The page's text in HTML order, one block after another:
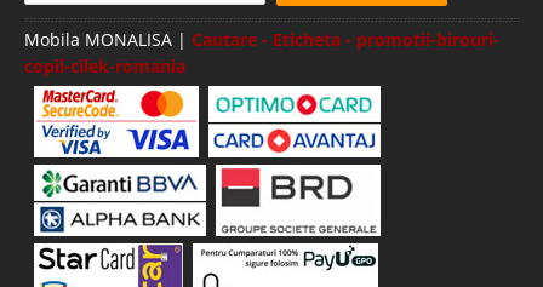
Mobila MONALISA | Cautare - Eticheta - promotii-birouri-
copii-cilek-romania